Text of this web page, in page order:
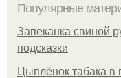
Популярные
Запеканка свиной
подсказки
Цыплёнок табака в